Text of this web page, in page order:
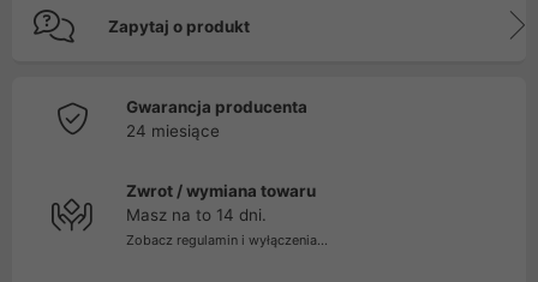
Zapytaj o produkt
Gwarancja producenta
24 miesiące
Zwrot / wymiana towaru
Masz na to 14 dni.
Zobacz regulamin i wyłączenia...